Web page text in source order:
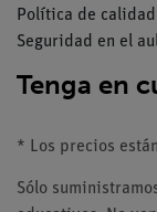
Política de calidad
Seguridad en el
Tenga en
* Los precios
Sólo